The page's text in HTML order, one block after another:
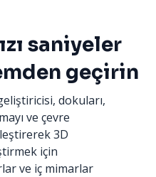
saniyeler
geçirin
dokuları,
ve çevre
3D
için
ve iç mimarlar